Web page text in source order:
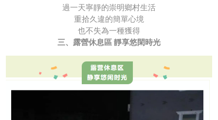
過一天寧靜的崇明鄉村生活
重拾久違的簡單心境
也不失為一種獲得
三、露營休息區 靜享悠閑時光